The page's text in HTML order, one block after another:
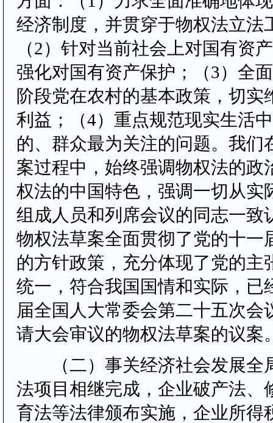
经济制度，并贯穿于物权法立法
（2）针对当前社会上对国有资
强化对国有资产保护；（3）全
阶段党在农村的基本政策，切实
利益；（4）重点规范现实生活
的、群众最为关注的问题。我们
案过程中，始终强调物权法的政
权法的中国特色，强调一切从实
组成人员和列席会议的同志一致
物权法草案全面贯彻了党的十一
的方针政策，充分体现了党的主
统一，符合我国国情和实际，已
届全国人大常委会第二十五次会
请大会审议的物权法草案的议案
（二）事关经济社会发展全
法项目相继完成，企业破产法、
育法等法律颁布实施，企业所得